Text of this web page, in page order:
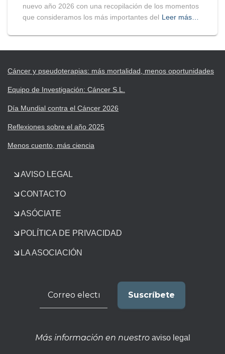
nuevo año 2026 con una recopilación de los momentos
que consideramos los más importantes del Leer más…
Cáncer y pseudoterapias: más mortalidad, menos oportunidades
Equipo de Investigación: Cáncer S.L.
Día Mundial contra el Cáncer 2026
Reflexiones sobre el año 2025
Menos cuento, más ciencia
AVISO LEGAL
CONTACTO
ASÓCIATE
POLÍTICA DE PRIVACIDAD
LA ASOCIACIÓN
Más información en nuestro aviso legal